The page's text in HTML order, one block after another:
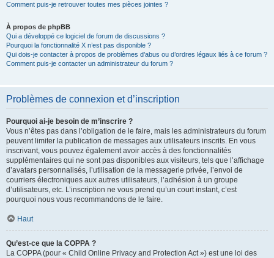
Comment puis-je retrouver toutes mes pièces jointes ?
À propos de phpBB
Qui a développé ce logiciel de forum de discussions ?
Pourquoi la fonctionnalité X n’est pas disponible ?
Qui dois-je contacter à propos de problèmes d’abus ou d’ordres légaux liés à ce forum ?
Comment puis-je contacter un administrateur du forum ?
Problèmes de connexion et d’inscription
Pourquoi ai-je besoin de m’inscrire ?
Vous n’êtes pas dans l’obligation de le faire, mais les administrateurs du forum
peuvent limiter la publication de messages aux utilisateurs inscrits. En vous
inscrivant, vous pouvez également avoir accès à des fonctionnalités
supplémentaires qui ne sont pas disponibles aux visiteurs, tels que l’affichage
d’avatars personnalisés, l’utilisation de la messagerie privée, l’envoi de
courriers électroniques aux autres utilisateurs, l’adhésion à un groupe
d’utilisateurs, etc. L’inscription ne vous prend qu’un court instant, c’est
pourquoi nous vous recommandons de le faire.
Haut
Qu’est-ce que la COPPA ?
La COPPA (pour « Child Online Privacy and Protection Act ») est une loi des